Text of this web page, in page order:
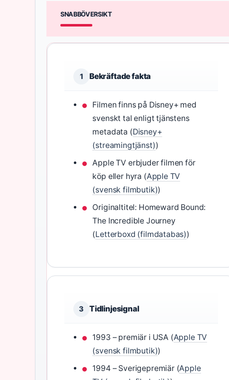
SNABBÖVERSIKT
1 Bekräftade fakta
Filmen finns på Disney+ med
svenskt tal enligt tjänstens
metadata (Disney+
(streamingtjänst))
Apple TV erbjuder filmen för
köp eller hyra (Apple TV
(svensk filmbutik))
Originaltitel: Homeward Bound:
The Incredible Journey
(Letterboxd (filmdatabas))
3 Tidlinjesignal
1993 – premiär i USA (Apple TV
(svensk filmbutik))
1994 – Sverigepremiär (Apple